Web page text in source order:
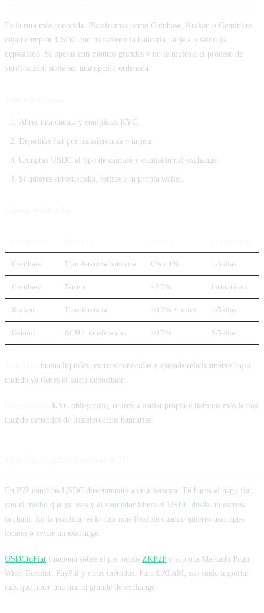
Es la ruta más conocida. Plataformas como Coinbase, Kraken o Gemini te
dejan comprar USDC con transferencia bancaria, tarjeta o saldo ya
depositado. Si operas con montos grandes y no te molesta el proceso de
verificación, suele ser una opción ordenada.
Abres una cuenta y completas KYC.
Depositas fiat por transferencia o tarjeta.
Compras USDC al tipo de cambio y comisión del exchange.
Si quieres autocustodia, retiras a tu propia wallet.
Coinbase Transferencia bancaria 0% a 1% 1-3 días
Coinbase Tarjeta ~2.5% Instantáneo
Kraken Transferencia ~0.2% + retiro 1-5 días
Gemini ACH / transferencia ~0.5% 3-5 días
buena liquidez, marcas conocidas y spreads relativamente bajos
cuando ya tienes el saldo depositado.
KYC obligatorio, retiros a wallet propia y tiempos más lentos
cuando dependes de transferencias bancarias.
En P2P compras USDC directamente a otra persona. Tú haces el pago fiat
con el medio que ya usas y el vendedor libera el USDC desde un escrow
onchain. En la práctica, es la ruta más flexible cuando quieres usar apps
locales o evitar un exchange.
USDCtoFiat funciona sobre el protocolo ZKP2Py soporta Mercado Pago,
Wise, Revolut, PayPal y otros métodos. Para LATAM, eso suele importar
más que tener una marca grande de exchange.